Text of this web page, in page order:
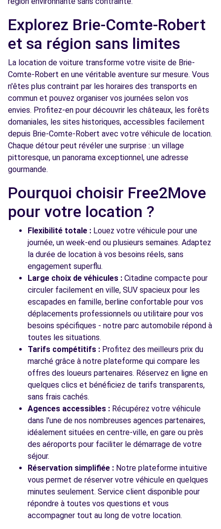
Free2Move Rent - FAURE - BONNEUIL-SUR-
MARNE (C)
km
AVENUE DU 19 MARS 1962
BONNEUIL-SUR-MARNE, 94380
Voir l'agence
Free2Move Rent - GARAGE DE LA BRIE
BRISSET - TOURNAN-EN-BRIE (C)
13.2
25 RUE DE L'INDUSTRIE - ZI LA PETITE MOTTE
TOURNAN-EN-BRIE, 77220
Voir l'agence
Free2move Rent - SOGAME - VERT ST
DENIS (DS)
13.7
VERT ST DENIS, FR-77, 77240
Voir l'agence
Voir toutes les agences
Explorez Brie-Comte-Robert
et sa région sans limites
La location de voiture transforme votre visite de Brie-
Comte-Robert en une véritable aventure sur mesure. Vous
n'êtes plus contraint par les horaires des transports en
commun et pouvez organiser vos journées selon vos
envies. Profitez-en pour découvrir les châteaux, les forêts
domaniales, les sites historiques, accessibles facilement
depuis Brie-Comte-Robert avec votre véhicule de location.
Chaque détour peut révéler une surprise : un village
pittoresque, un panorama exceptionnel, une adresse
gourmande.
Pourquoi choisir Free2Move
pour votre location ?
Flexibilité totale : Louez votre véhicule pour une
journée, un week-end ou plusieurs semaines. Adaptez
la durée de location à vos besoins réels, sans
engagement superflu.
Large choix de véhicules : Citadine compacte pour
circuler facilement en ville, SUV spacieux pour les
escapades en famille, berline confortable pour vos
déplacements professionnels ou utilitaire pour vos
besoins spécifiques - notre parc automobile répond à
toutes les situations.
Tarifs compétitifs : Profitez des meilleurs prix du
marché grâce à notre plateforme qui compare les
offres des loueurs partenaires. Réservez en ligne en
quelques clics et bénéficiez de tarifs transparents,
sans frais cachés.
Agences accessibles : Récupérez votre véhicule
dans l'une de nos nombreuses agences partenaires,
idéalement situées en centre-ville, en gare ou près
des aéroports pour faciliter le démarrage de votre
séjour.
Réservation simplifiée : Notre plateforme intuitive
vous permet de réserver votre véhicule en quelques
minutes seulement. Service client disponible pour
répondre à toutes vos questions et vous
accompagner tout au long de votre location.